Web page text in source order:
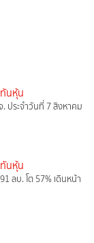
นหุ้น
ประจำวันที่ 7 สิงหาคม
นหุ้น
ลบ. โต 57% เดินหน้า